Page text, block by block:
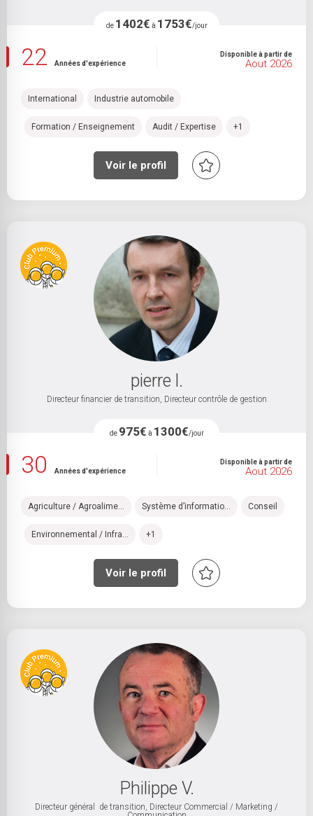
de 1402€ à 1753€/jour
22 Années d'expérience
Disponible à partir de
Aout 2026
International Industrie automobile
Formation / Enseignement Audit / Expertise +1
Voir le profil
pierre l.
Directeur financier de transition, Directeur contrôle de gestion
de 975€ à 1300€/jour
30 Années d'expérience
Disponible à partir de
Aout 2026
Agriculture / Agroalime... Système d’informatio... Conseil
Environnemental / Infra... +1
Voir le profil
Philippe V.
Directeur général de transition, Directeur Commercial / Marketing /